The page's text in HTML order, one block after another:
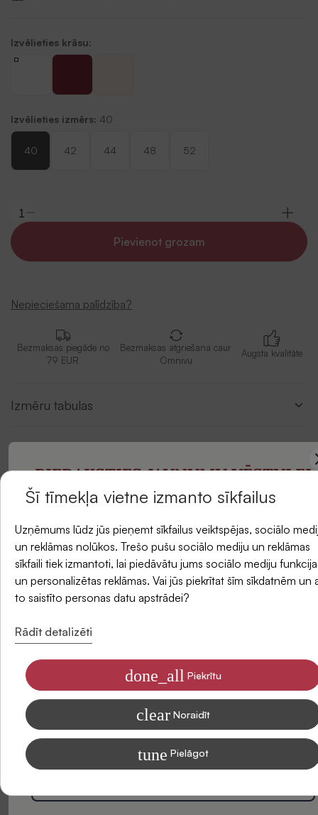
Izvēlieties krāsu:
Izvēlieties izmērs: 40
40 42 44 48 52
Pievienot grozam
Nepieciešama palīdzība?
Bezmaksas piegāde no
79 EUR
Bezmaksas atgriešana caur
Omnivu
Augsta kvalitāte
Izmēru tabulas
Apraksts
Atlikums veikalos
Piegādes metodes
Atsauksmes
viedoklis mums ir ļoti svarīgs un var palīdzēt citiem klientiem
PIERAKSTIES JAUNUMU VĒSTULEI
pasūtījumam.
E-pasts
Piekrītu saņemt SIDONAS jaunumus savā e-pastā
Informāciju par to, kā apstrādājam Jūsu datus mārketinga nolūkiem,
lasiet mūsu Privātuma politikā
Šī tīmekļa vietne izmanto sīkfailus
Uzņēmums lūdz jūs pieņemt sīkfailus veiktspējas, sociālo
un reklāmas nolūkos. Trešo pušu sociālo mediju un reklāmas
sīkfaili tiek izmantoti, lai piedāvātu jums sociālo mediju
un personalizētas reklāmas. Vai jūs piekrītat šīm sīkdatnēm un
to saistīto personas datu apstrādei?
Rādīt detalizēti
done_all Piekrītu
clear Noraidīt
tune Pielāgot